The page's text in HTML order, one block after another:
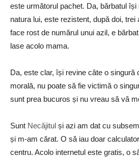
este următorul pachet. Da, bărbatul
natura lui, este rezistent, după doi, trei
face rost de numărul unui azil, e
lase acolo mama.
Da, este clar, își revine câte o singură
morală, nu poate să fie victimă o
sunt prea bucuros și nu vreau să vă
Sunt Necăjitul și azi am dat cu
și m-am cărat. O să iau doar
centru. Acolo internetul este gratis, o